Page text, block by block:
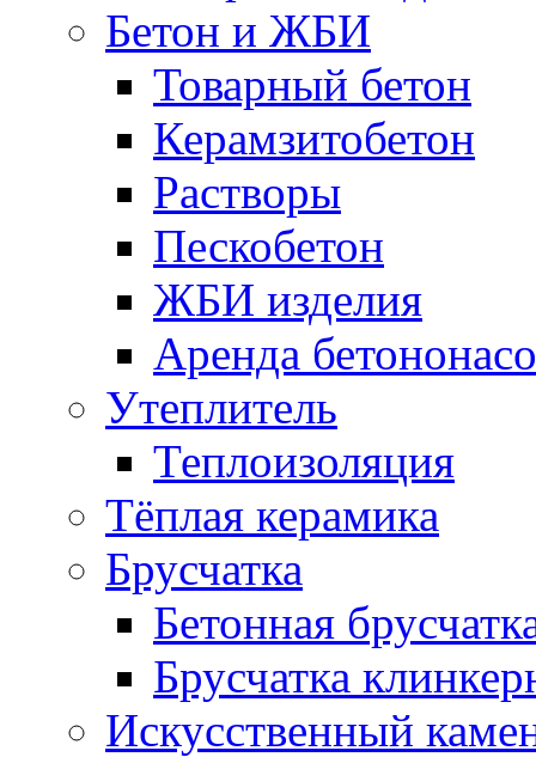
Бетон и ЖБИ
Товарный бетон
Керамзитобетон
Растворы
Пескобетон
ЖБИ изделия
Аренда
Утеплитель
Теплоизоляция
Тёплая керамика
Брусчатка
Бетонная
Брусчатка
Искусственный